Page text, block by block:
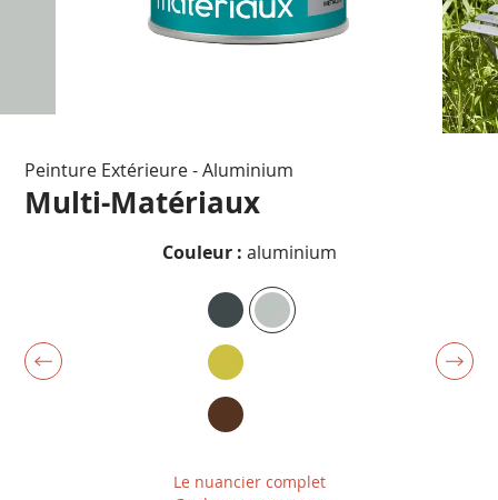
début
Peinture Extérieure - Aluminium
Multi-Matériaux
Couleur : aluminium
Le nuancier complet